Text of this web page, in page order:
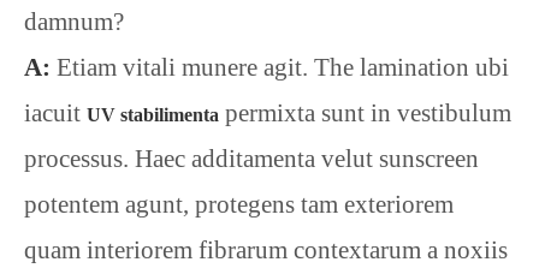
damnum?
A: Etiam vitali munere agit. The lamination ubi
iacuit UV stabilimenta permixta sunt in vestibulum
processus. Haec additamenta velut sunscreen
potentem agunt, protegens tam exteriorem
quam interiorem fibrarum contextarum a noxiis